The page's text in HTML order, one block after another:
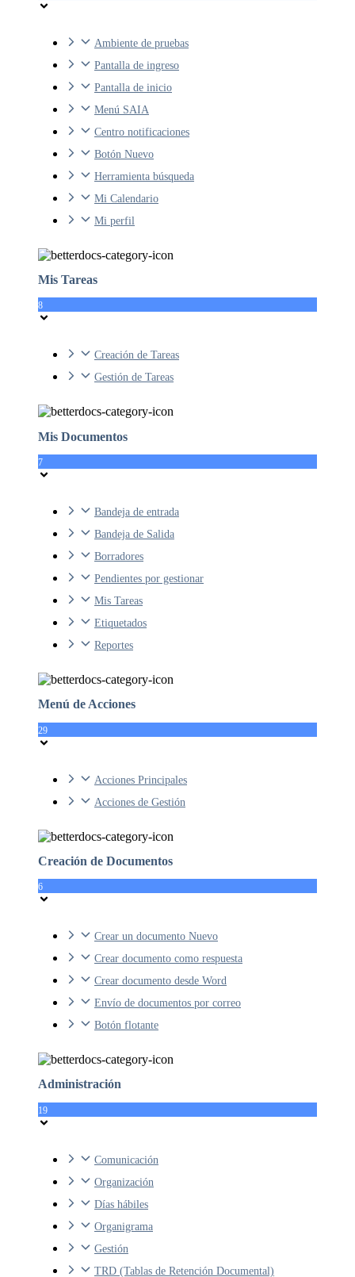
Ambiente de pruebas
Pantalla de ingreso
Pantalla de inicio
Menú SAIA
Centro notificaciones
Botón Nuevo
Herramienta búsqueda
Mi Calendario
Mi perfil
Mis Tareas
8
Creación de Tareas
Gestión de Tareas
Mis Documentos
7
Bandeja de entrada
Bandeja de Salida
Borradores
Pendientes por gestionar
Mis Tareas
Etiquetados
Reportes
Menú de Acciones
29
Acciones Principales
Acciones de Gestión
Creación de Documentos
6
Crear un documento Nuevo
Crear documento como respuesta
Crear documento desde Word
Envío de documentos por correo
Botón flotante
Administración
19
Comunicación
Organización
Días hábiles
Organigrama
Gestión
TRD (Tablas de Retención Documental)